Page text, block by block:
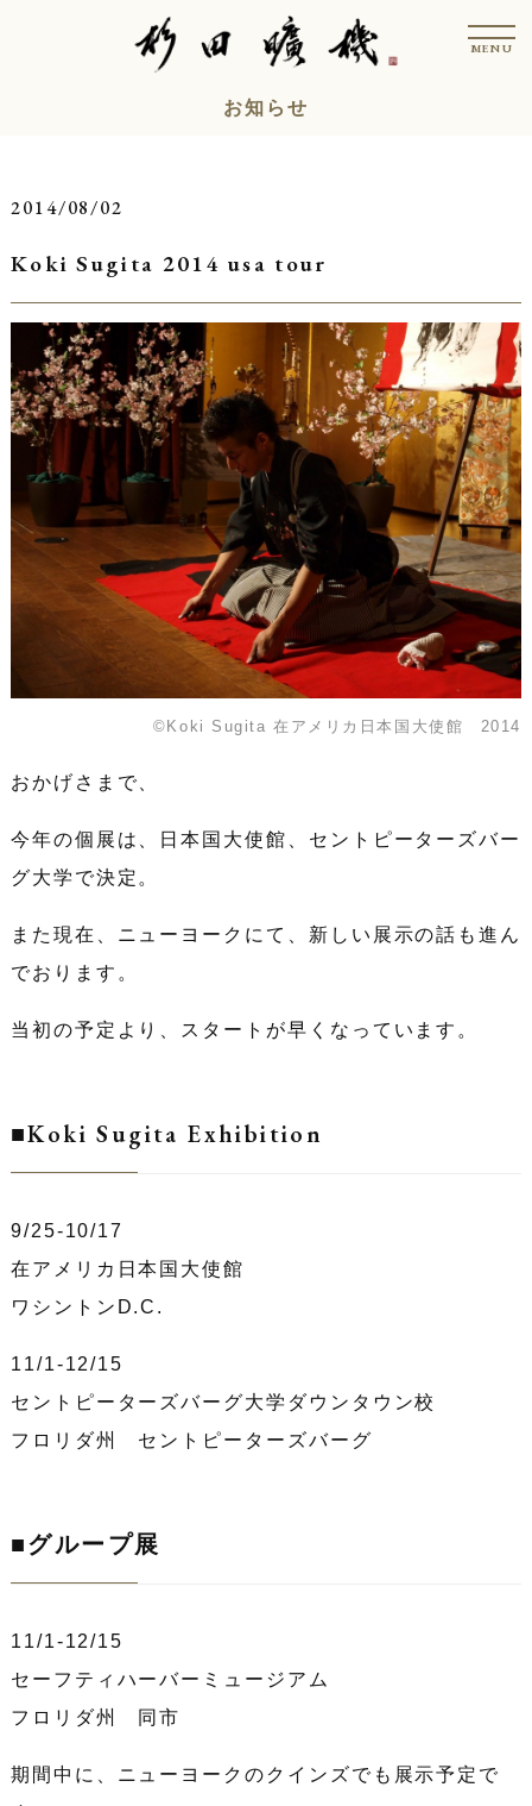
ス
ッ
t
o
MENU
お知らせ
2014/08/02
Koki Sugita 2014 usa tour
©Koki Sugita 在アメリカ日本国大使館 2014
おかげさまで、
今年の個展は、日本国大使館、セントピーターズバー
グ大学で決定。
また現在、ニューヨークにて、新しい展示の話も進ん
でおります。
当初の予定より、スタートが早くなっています。
■Koki Sugita Exhibition
9/25-10/17
在アメリカ日本国大使館
ワシントンD.C.
11/1-12/15
セントピーターズバーグ大学ダウンタウン校
フロリダ州 セントピーターズバーグ
■グループ展
11/1-12/15
セーフティハーバーミュージアム
フロリダ州 同市
期間中に、ニューヨークのクインズでも展示予定で